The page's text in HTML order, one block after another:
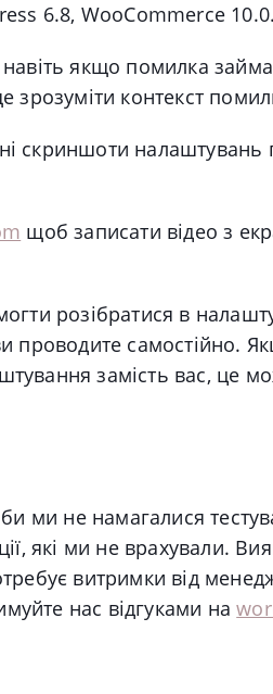
6.8, WooCommerce
якщо помилка
зрозуміти контекст
скриншоти налаштувань
щоб записати відео з
розібратися в
проводите самостійно.
замість вас, це
ми не намагалися
які ми не врахували.
витримки від
нас відгуками на